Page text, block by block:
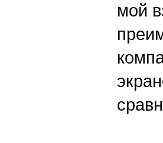
мой